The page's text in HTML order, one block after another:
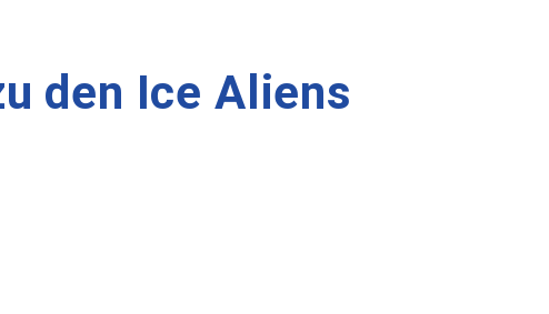
den Ice Aliens